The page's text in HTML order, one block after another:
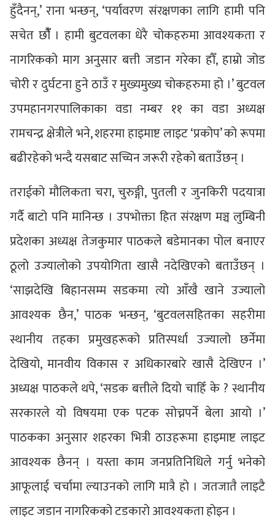
हुँदैनन्,’ राना भन्छन्, ‘पर्यावरण संरक्षणका लागि हामी पनि
सचेत छौंँ । हामी बुटवलका धेरै चोकहरुमा आवश्यकता र
नागरिकको माग अनुसार बत्ती जडान गरेका हौँ, हाम्रो जोड
चोरी र दुर्घटना हुने ठाउँ र मुख्यमुख्य चोकहरुमा हो ।’ बुटवल
उपमहानगरपालिकाका वडा नम्बर ११ का वडा अध्यक्ष
रामचन्द्र क्षेत्रीले भने, शहरमा हाइमाष्ट लाइट ‘प्रकोप’ को रूपमा
बढीरहेको भन्दै यसबाट सच्चिन जरूरी रहेको बताउँछन् ।
तराईको मौलिकता चरा, चुरुङ्गी, पुतली र जुनकिरी पदयात्रा
गर्दै बाटो पनि मानिन्छ । उपभोक्ता हित संरक्षण मञ्च लुम्बिनी
प्रदेशका अध्यक्ष तेजकुमार पाठकले बडेमानका पोल बनाएर
ठूलो उज्यालोको उपयोगिता खासै नदेखिएको बताउँछन् ।
‘साझदेखि बिहानसम्म सडकमा त्यो आँखै खाने उज्यालो
आवश्यक छैन,’ पाठक भन्छन्, ‘बुटवलसहितका सहरीमा
स्थानीय तहका प्रमुखहरूको प्रतिस्पर्धा उज्यालो छर्नेमा
देखियो, मानवीय विकास र अधिकारबारे खासै देखिएन ।’
अध्यक्ष पाठकले थपे, ‘सडक बत्तीले दियो चाहिँ के ? स्थानीय
सरकारले यो विषयमा एक पटक सोच्नपर्ने बेला आयो ।’
पाठकका अनुसार शहरका भित्री ठाउहरूमा हाइमाष्ट लाइट
आवश्यक छैनन् । यस्ता काम जनप्रतिनिधिले गर्नु भनेको
आफूलाई चर्चामा ल्याउनको लागि मात्रै हो । जतजातै लाइटै
लाइट जडान नागरिकको टडकारो आवश्यकता होइन ।